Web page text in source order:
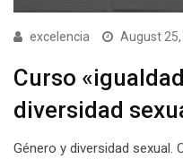
excelencia August
Curso
diversidad
Género y diversidad sexual.